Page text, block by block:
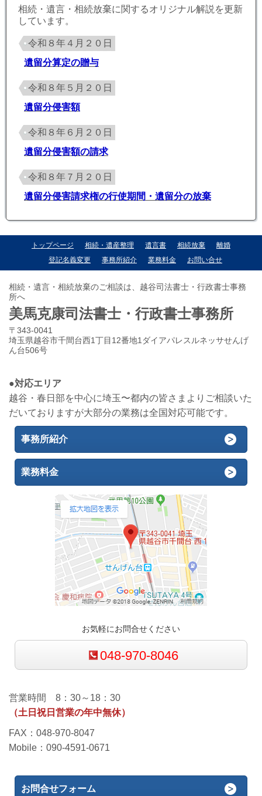
相続・遺言・相続放棄に関するオリジナル解説を更新
しています。
令和８年４月２０日
遺留分算定の贈与
令和８年５月２０日
遺留分侵害額
令和８年６月２０日
遺留分侵害額の請求
令和８年７月２０日
遺留分侵害請求権の行使期間・遺留分の放棄
トップページ 相続・遺産整理 遺言書 相続放棄
離婚
登記名義変更
事務所紹介 業務料金 お問い合せ
相続・遺言・相続放棄のご相談は、越谷司法書士・行政書士事務
所へ
美馬克康司法書士・行政書士事務所
〒343-0041
埼玉県越谷市千間台西1丁目12番地1ダイアパレスルネッサせんげ
ん台506号
●対応エリア
越谷・春日部を中心に埼玉〜都内の皆さまよりご相談いた
だいておりますが大部分の業務は全国対応可能です。
事務所紹介
業務料金
お気軽にお問合せください
048-970-8046
営業時間 8：30～18：30
（土日祝日営業の年中無休）
FAX：048-970-8047
Mobile：090-4591-0671
お問合せフォーム